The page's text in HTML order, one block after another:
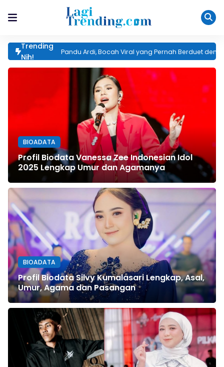
Trending
Nih!
Pandu Ardi, Bocah Viral yang Pernah Berduet
BIOADATA
Profil Biodata Vanessa Zee Indonesian Idol
2025 Lengkap Umur dan Agamanya
BIOADATA
Profil Biodata Silvy Kumalasari Lengkap, Asal,
Umur, Agama dan Pasangan